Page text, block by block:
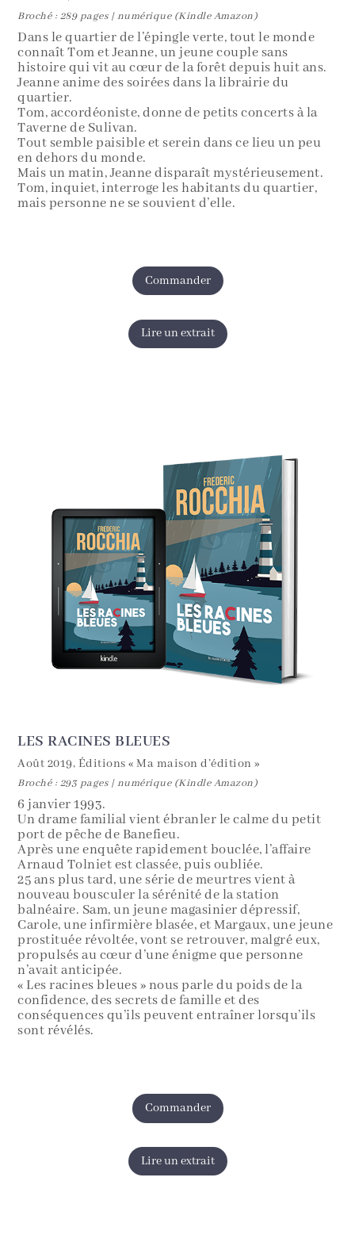
Broché : 289 pages | numérique (Kindle Amazon)
Dans le quartier de l’épingle verte, tout le monde
connaît Tom et Jeanne, un jeune couple sans
histoire qui vit au cœur de la forêt depuis huit ans.
Jeanne anime des soirées dans la librairie du
quartier.
Tom, accordéoniste, donne de petits concerts à la
Taverne de Sulivan.
Tout semble paisible et serein dans ce lieu un peu
en dehors du monde.
Mais un matin, Jeanne disparaît mystérieusement.
Tom, inquiet, interroge les habitants du quartier,
mais personne ne se souvient d’elle.
Commander
Lire un extrait
LES RACINES BLEUES
Août 2019, Éditions « Ma maison d’édition »
Broché : 293 pages | numérique (Kindle Amazon)
6 janvier 1993.
Un drame familial vient ébranler le calme du petit
port de pêche de Banefieu.
Après une enquête rapidement bouclée, l’affaire
Arnaud Tolniet est classée, puis oubliée.
25 ans plus tard, une série de meurtres vient à
nouveau bousculer la sérénité de la station
balnéaire. Sam, un jeune magasinier dépressif,
Carole, une infirmière blasée, et Margaux, une jeune
prostituée révoltée, vont se retrouver, malgré eux,
propulsés au cœur d’une énigme que personne
n’avait anticipée.
« Les racines bleues » nous parle du poids de la
confidence, des secrets de famille et des
conséquences qu’ils peuvent entraîner lorsqu’ils
sont révélés.
Commander
Lire un extrait